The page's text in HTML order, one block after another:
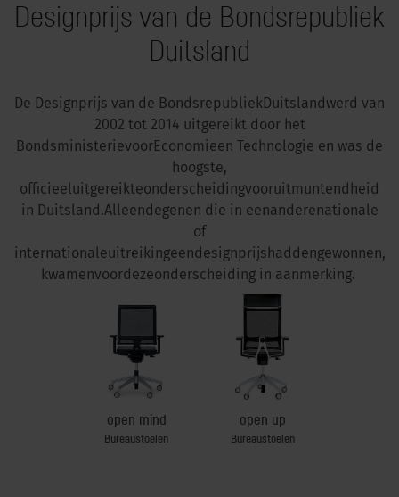
Designprijs van de Bondsrepubliek
Duitsland
De Designprijs van de BondsrepubliekDuitslandwerd van
2002 tot 2014 uitgereikt door het
BondsministerievoorEconomieen Technologie en was de
hoogste,
officieeluitgereikteonderscheidingvooruitmuntendheid
in Duitsland.Alleendegenen die in eenanderenationale
of
internationaleuitreikingeendesignprijs haddengewonnen,
kwamenvoordezeonderscheidingin aanmerking.
open mind
Bureaustoelen
open up
Bureaustoelen